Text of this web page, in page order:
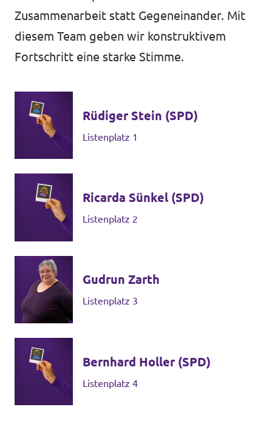
Transparenz
Datenschutz
Kontakt
Zusammenarbeit statt Gegeneinander. Mit
diesem Team geben wir konstruktivem
Fortschritt eine starke Stimme.
Rüdiger Stein (SPD)
Listenplatz 1
Ricarda Sünkel (SPD)
Listenplatz 2
Gudrun Zarth
Listenplatz 3
Bernhard Holler (SPD)
Listenplatz 4